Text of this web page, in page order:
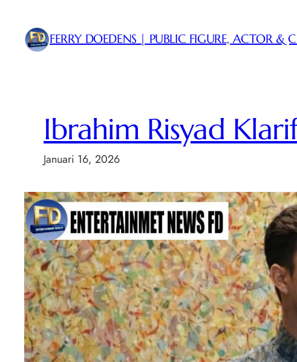
konten
FERRY DOEDENS | PUBLIC FIGURE, ACTOR &
Ibrahim Risyad
Januari 16, 2026